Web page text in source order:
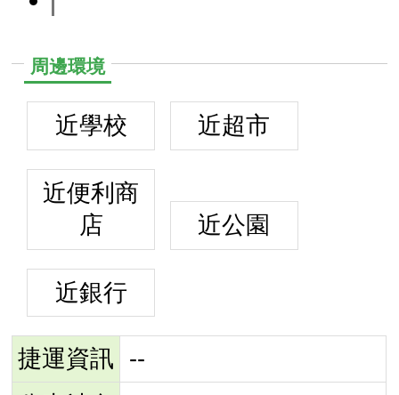
周邊環境
近學校 近超市
近便利商
店
近公園
近銀行
捷運資訊
--